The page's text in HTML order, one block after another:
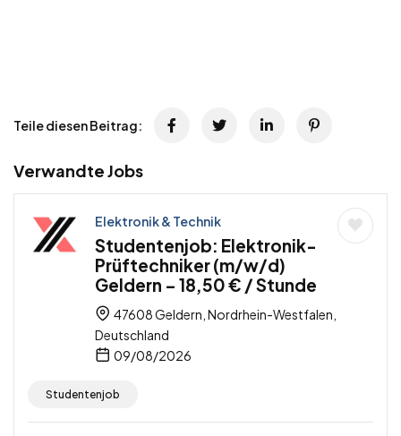
Teile diesen Beitrag:
Verwandte Jobs
Elektronik & Technik
Studentenjob: Elektronik-
Prüftechniker (m/w/d)
Geldern – 18,50 € / Stunde
47608 Geldern, Nordrhein-Westfalen,
Deutschland
09/08/2026
Studentenjob